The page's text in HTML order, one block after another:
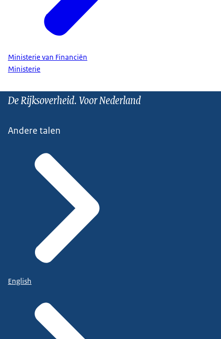
Ministerie van Financiën
Ministerie
De Rijksoverheid. Voor Nederland
Andere talen
English